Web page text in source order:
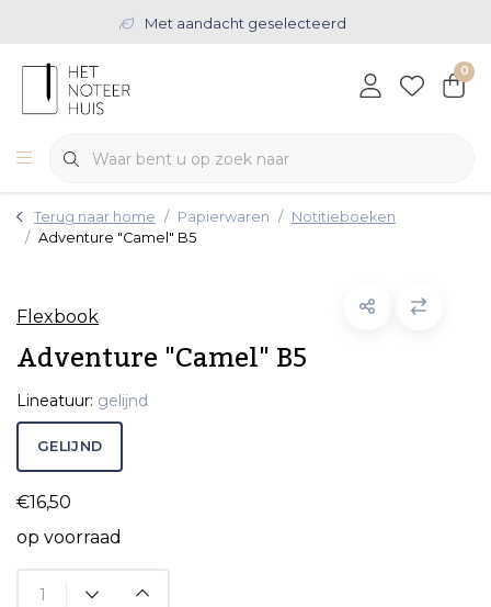
Met aandacht geselecteerd
0
Terug naar home Papierwaren
Notitieboeken
Adventure "Camel" B5
Flexbook
Adventure "Camel" B5
Lineatuur: gelijnd
GELIJND
€16,50
op voorraad